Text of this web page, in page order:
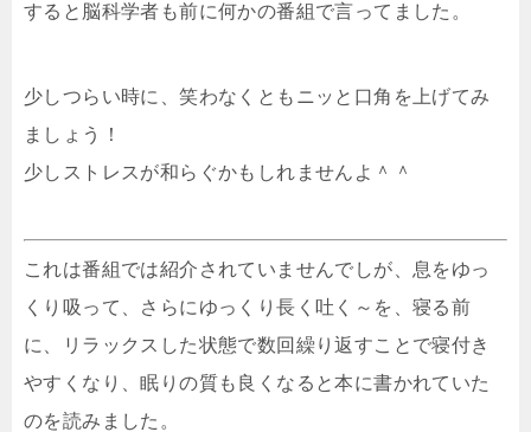
すると脳科学者も前に何かの番組で言ってました。
少しつらい時に、笑わなくともニッと口角を上げてみ
ましょう！
少しストレスが和らぐかもしれませんよ＾＾
これは番組では紹介されていませんでしが、息をゆっ
くり吸って、さらにゆっくり長く吐く～を、寝る前
に、リラックスした状態で数回繰り返すことで寝付き
やすくなり、眠りの質も良くなると本に書かれていた
のを読みました。